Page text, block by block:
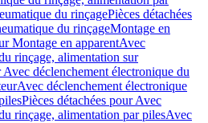
du rinçagePièces détachées
du rinçageMontage en
Montage en apparentAvec
rinçage, alimentation sur
Avec déclenchement électronique du
Avec déclenchement électronique
Pièces détachées pour Avec
rinçage, alimentation par pilesAvec